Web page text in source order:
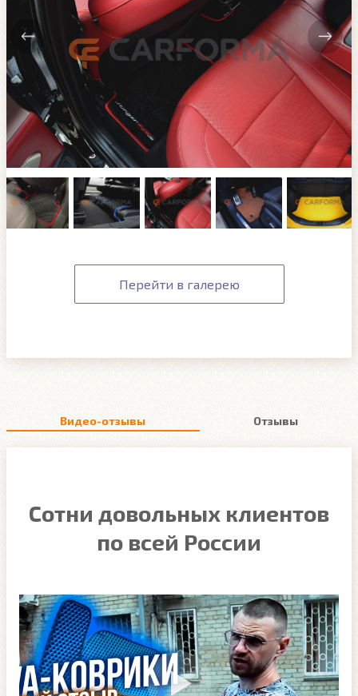
Перейти в галерею
Видео-отзывы Отзывы
Сотни довольных клиентов
по всей России